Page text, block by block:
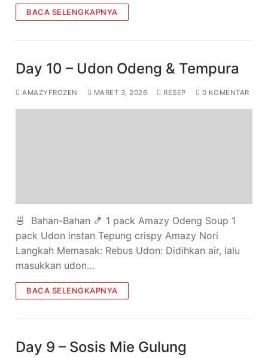
BACA SELENGKAPNYA
Day 10 – Udon Odeng & Tempura
AMAZYFROZEN MARET 3, 2026 RESEP 0 KOMENTAR
🍜 Bahan-Bahan 🍤 1 pack Amazy Odeng Soup 1
pack Udon instan Tepung crispy Amazy Nori
Langkah Memasak: Rebus Udon: Didihkan air, lalu
masukkan udon…
BACA SELENGKAPNYA
Day 9 – Sosis Mie Gulung